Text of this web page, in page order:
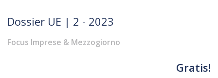
Dossier UE | 2 - 2023
Focus Imprese & Mezzogiorno
Gratis!